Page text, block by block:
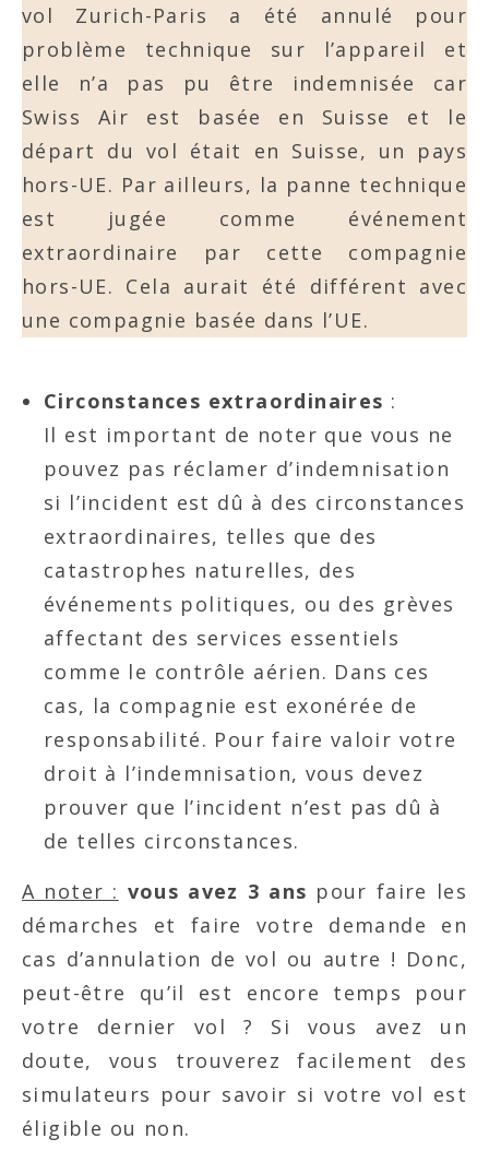
vol Zurich-Paris a été annulé pour
problème technique sur l’appareil et
elle n’a pas pu être indemnisée car
Swiss Air est basée en Suisse et le
départ du vol était en Suisse, un pays
hors-UE. Par ailleurs, la panne technique
est jugée comme événement
extraordinaire par cette compagnie
hors-UE. Cela aurait été différent avec
une compagnie basée dans l’UE.
Circonstances extraordinaires :
Il est important de noter que vous ne
pouvez pas réclamer d’indemnisation
si l’incident est dû à des circonstances
extraordinaires, telles que des
catastrophes naturelles, des
événements politiques, ou des grèves
affectant des services essentiels
comme le contrôle aérien. Dans ces
cas, la compagnie est exonérée de
responsabilité. Pour faire valoir votre
droit à l’indemnisation, vous devez
prouver que l’incident n’est pas dû à
de telles circonstances.
A noter : vous avez 3 ans pour faire les
démarches et faire votre demande en
cas d’annulation de vol ou autre ! Donc,
peut-être qu’il est encore temps pour
votre dernier vol ? Si vous avez un
doute, vous trouverez facilement des
simulateurs pour savoir si votre vol est
éligible ou non.